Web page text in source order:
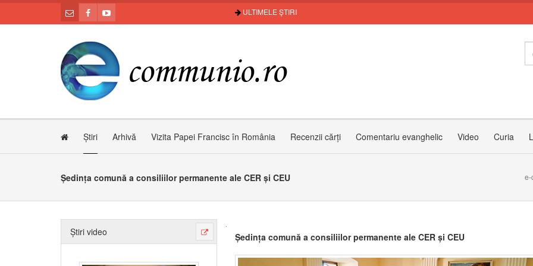
ULTIMELE ȘTIRI
Știri Arhivă Vizita Papei Francisc în România Recenzii cărți Comentariu evanghelic Video Curia
Ședința comună a consiliilor permanente ale CER și CEU e-
Știri video Ședința comună a consiliilor permanente ale CER și CEU